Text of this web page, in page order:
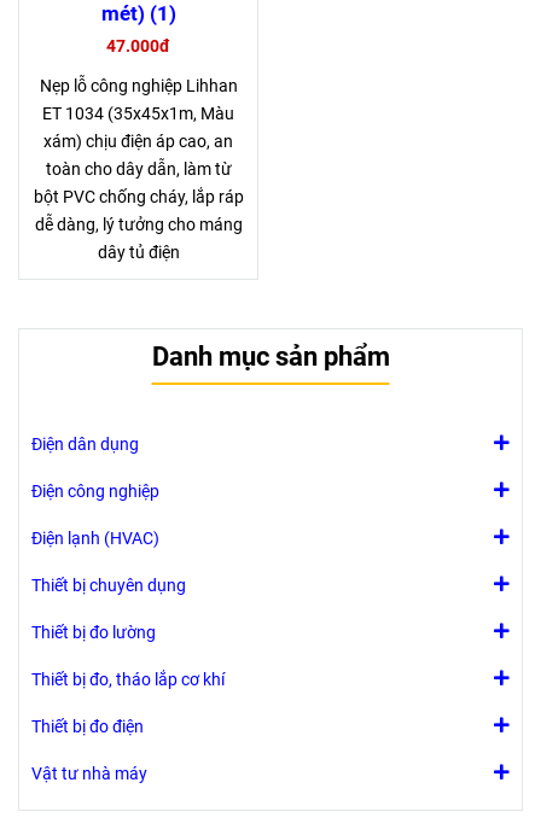
mét) (1)
47.000đ
Nẹp lỗ công nghiệp Lihhan
ET 1034 (35x45x1m, Màu
xám) chịu điện áp cao, an
toàn cho dây dẫn, làm từ
bột PVC chống cháy, lắp ráp
dễ dàng, lý tưởng cho máng
dây tủ điện
Danh mục sản phẩm
Điện dân dụng
Điện công nghiệp
Điện lạnh (HVAC)
Thiết bị chuyên dụng
Thiết bị đo lường
Thiết bị đo, tháo lắp cơ khí
Thiết bị đo điện
Vật tư nhà máy